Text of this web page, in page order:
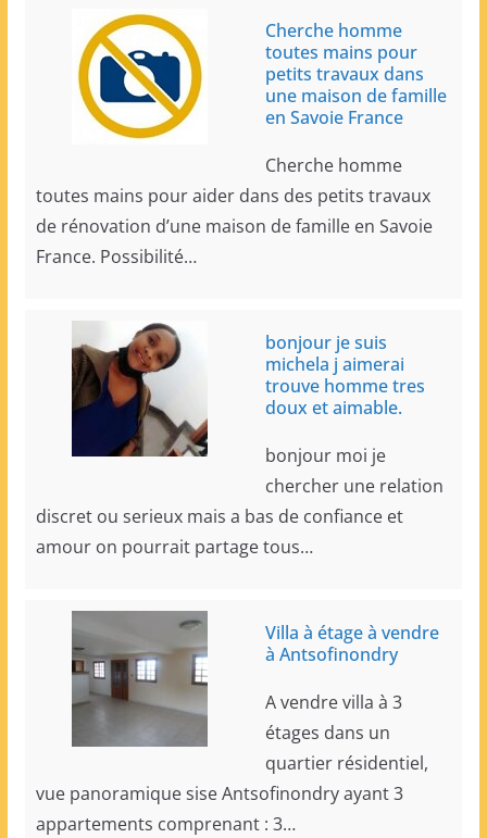
Cherche homme
toutes mains pour
petits travaux dans
une maison de famille
en Savoie France
Cherche homme
toutes mains pour aider dans des petits travaux
de rénovation d’une maison de famille en Savoie
France. Possibilité…
bonjour je suis
michela j aimerai
trouve homme tres
doux et aimable.
bonjour moi je
chercher une relation
discret ou serieux mais a bas de confiance et
amour on pourrait partage tous…
Villa à étage à vendre
à Antsofinondry
A vendre villa à 3
étages dans un
quartier résidentiel,
vue panoramique sise Antsofinondry ayant 3
appartements comprenant : 3…